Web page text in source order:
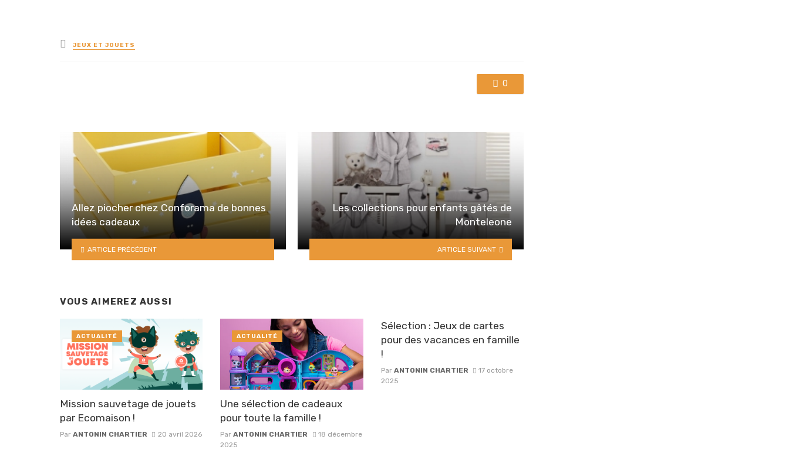
Posted
in
JEUX ET JOUETS
0
Allez piocher chez Conforama de bonnes
idées cadeaux
ARTICLE PRÉCÉDENT
Les collections pour enfants gâtés de
Monteleone
ARTICLE SUIVANT
VOUS AIMEREZ AUSSI
Mission sauvetage de jouets
par Ecomaison !
Par ANTONIN CHARTIER 20 avril 2026
ACTUALITÉ
Une sélection de cadeaux
pour toute la famille !
ParANTONIN CHARTIER
18 décembre
2025
ACTUALITÉ
Sélection : Jeux de cartes
pour des vacances en famille
!
Par ANTONIN CHARTIER
17 octobre
2025